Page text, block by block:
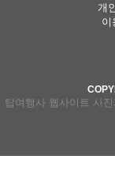
개
이
탑여행사 웹사이트 사